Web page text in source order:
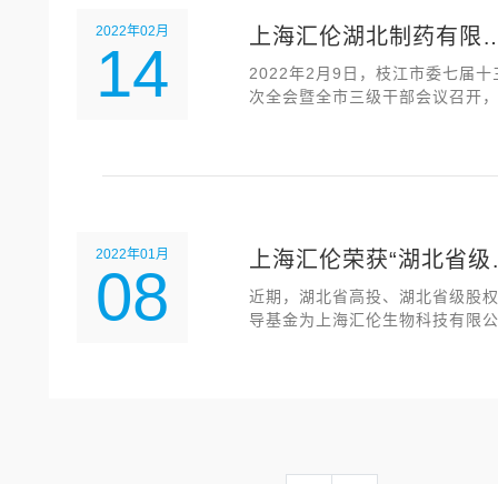
2022年02月
14
上海汇伦湖北制药有限
司荣获枝江市“2021年度
新落户招商引
2022年2月9日，枝江市委七届十
次全会暨全市三级干部会议召开
2022年01月
08
上海汇伦荣获“湖北省级
权引导基金投资企业”称
号！
近期，湖北省高投、湖北省级股
导基金为上海汇伦生物科技有限